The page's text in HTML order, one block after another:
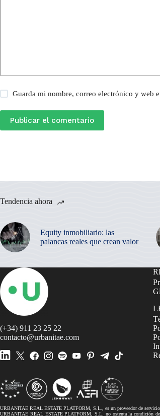
Guarda mi nombre, correo electrónico y web
Publicar el comentario
Tendencia ahora
Equity inmobiliario: las
palancas reales que crean valor
(+34) 911 23 25 22
contacto@urbanitae.com
URBANITAE REAL ESTATE PLATFORM, S.L., es un proveedor de
URBANITAE REAL ESTATE PLATFORM, S.L. no ostenta la condición